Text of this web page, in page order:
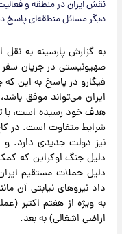
نقش ایران در منطقه و
دیگر مسائل منطقه‌ای پاسخ
به گزارش پارسینه به نقل
صهیونیستی در جریان سفر
فیگارو در پاسخ به این
ایران می‌تواند موفق
هدف خود رسیده است، با
شرایط متفاوت است. در
نیز دولت جدیدی دارد. و
دلیل جنگ اوکراین که
داد نیروهای نیابتی آن
به ویژه از هفتم اکتبر
اراضی اشغالی) به بعد.